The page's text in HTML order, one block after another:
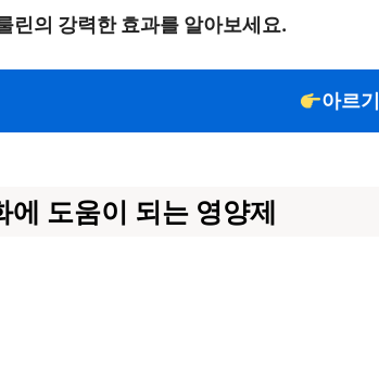
린의 강력한 효과를 알아보세요.
아르
에 도움이 되는 영양제